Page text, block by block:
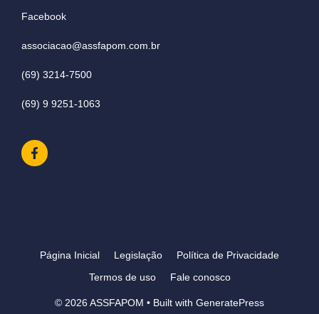
Facebook
associacao@assfapom.com.br
(69) 3214-7500
(69) 9 9251-1063
Página Inicial Legislação
Política de Privacidade
Termos de uso
Fale conosco
© 2026 ASSFAPOM • Built with GeneratePress